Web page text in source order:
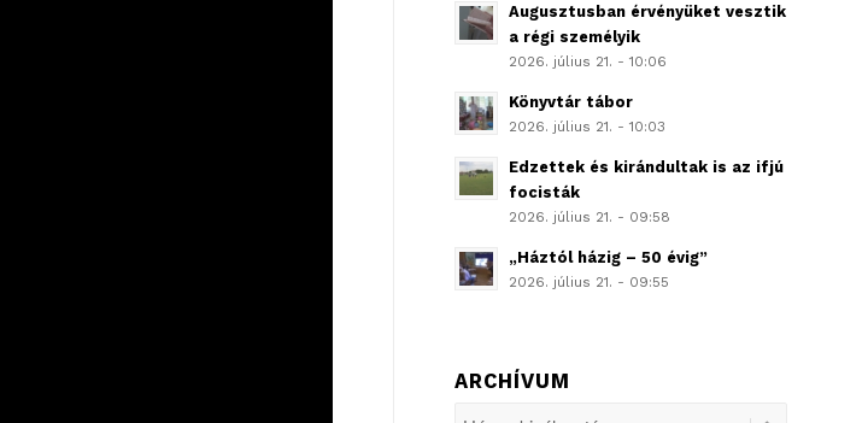
Augusztusban érvényüket vesztik
a régi személyik
2026. július 21. - 10:06
Könyvtár tábor
2026. július 21. - 10:03
Edzettek és kirándultak is az ifjú
focisták
2026. július 21. - 09:58
„Háztól házig – 50 évig”
2026. július 21. - 09:55
ARCHÍVUM